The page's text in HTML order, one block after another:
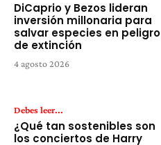
DiCaprio y Bezos lideran
inversión millonaria para
salvar especies en peligro
de extinción
4 agosto 2026
Debes leer...
¿Qué tan sostenibles son
los conciertos de Harry